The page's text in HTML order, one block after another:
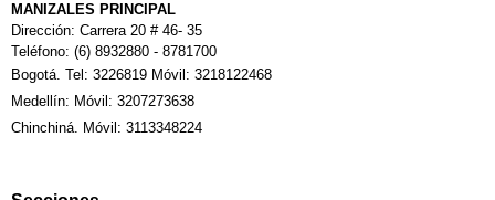
MANIZALES PRINCIPAL
Dirección: Carrera 20 # 46- 35
Teléfono: (6) 8932880 - 8781700
Bogotá. Tel: 3226819 Móvil: 3218122468
Medellín: Móvil: 3207273638
Chinchiná. Móvil: 3113348224